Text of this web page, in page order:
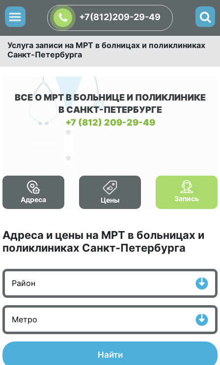
+7(812)209-29-49
Услуга записи на МРТ в болницах и поликлиниках
Санкт-Петербурга
ВСЕ О МРТ В БОЛЬНИЦЕ И ПОЛИКЛИНИКЕ
В САНКТ-ПЕТЕРБУРГЕ
+7 (812) 209-29-49
Адреса Цены Запись
Адреса и цены на МРТ в больницах и
поликлиниках Санкт-Петербурга
Найти